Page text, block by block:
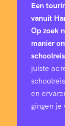
Een
vanuit
Op zoek
manier
juiste
en
gingen je